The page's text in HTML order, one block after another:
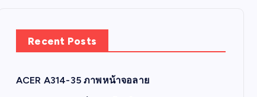
Recent Posts
ACER A314-35 ภาพหน้าจอลาย